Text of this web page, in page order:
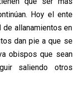
Hoy el ente
de allanamientos en
dan pie a que se
obispos que sean
saliendo otros